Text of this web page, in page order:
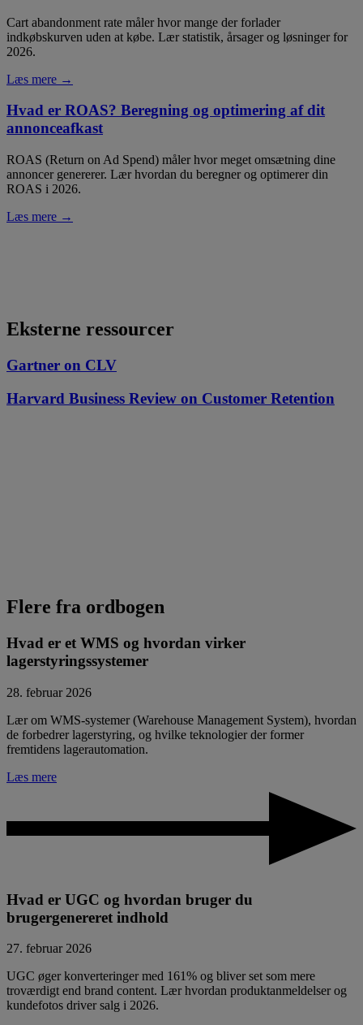
Cart abandonment rate måler hvor mange der forlader
indkøbskurven uden at købe. Lær statistik, årsager og løsninger for
2026.
Læs mere →
Hvad er ROAS? Beregning og optimering af dit
annonceafkast
ROAS (Return on Ad Spend) måler hvor meget omsætning dine
annoncer genererer. Lær hvordan du beregner og optimerer din
ROAS i 2026.
Læs mere →
Eksterne ressourcer
Gartner on CLV
Harvard Business Review on Customer Retention
Flere fra ordbogen
Hvad er et WMS og hvordan virker
lagerstyringssystemer
28. februar 2026
Lær om WMS-systemer (Warehouse Management System), hvordan
de forbedrer lagerstyring, og hvilke teknologier der former
fremtidens lagerautomation.
Læs mere
Hvad er UGC og hvordan bruger du
brugergenereret indhold
27. februar 2026
UGC øger konverteringer med 161% og bliver set som mere
troværdigt end brand content. Lær hvordan produktanmeldelser og
kundefotos driver salg i 2026.